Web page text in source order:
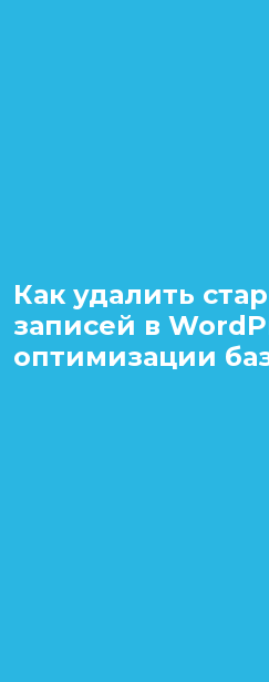
Как удалить
записей в
оптимизации